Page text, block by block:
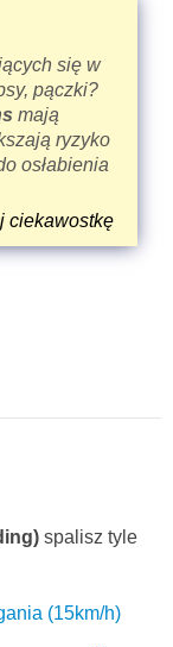
się w
pączki?
mają
ryzyko
osłabienia
ciekawostkę
spalisz tyle
(15km/h)